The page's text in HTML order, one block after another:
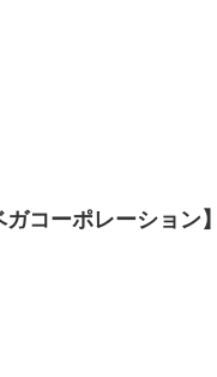
ガコーポレーション